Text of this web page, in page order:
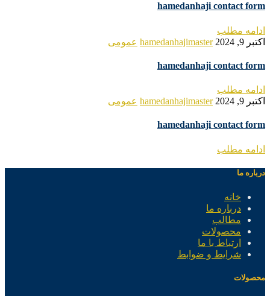
hamedanhaji contact form
ادامه مطلب
اکتبر 9, 2024
hamedanhajimaster عمومی
hamedanhaji contact form
ادامه مطلب
اکتبر 9, 2024
hamedanhajimaster عمومی
hamedanhaji contact form
ادامه مطلب
درباره ما
خانه
درباره ما
مطالب
محصولات
ارتباط با ما
شرایط و ضوابط
محصولات